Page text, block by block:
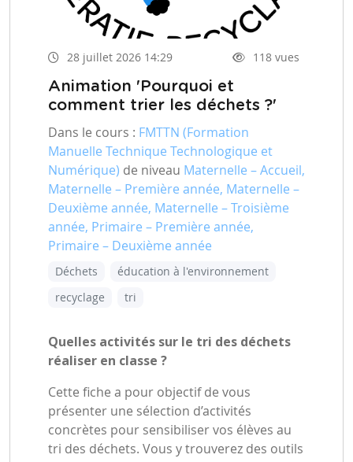
28 juillet 2026 14:29 118 vues
Animation 'Pourquoi et
comment trier les déchets ?'
Dans le cours : FMTTN (Formation
Manuelle Technique Technologique et
Numérique) de niveau Maternelle – Accueil,
Maternelle – Première année, Maternelle –
Deuxième année, Maternelle – Troisième
année, Primaire – Première année,
Primaire – Deuxième année
Déchets
éducation à l'environnement
recyclage
tri
Quelles activités sur le tri des déchets
réaliser en classe ?
Cette fiche a pour objectif de vous
présenter une sélection d’activités
concrètes pour sensibiliser vos élèves au
tri des déchets. Vous y trouverez des outils